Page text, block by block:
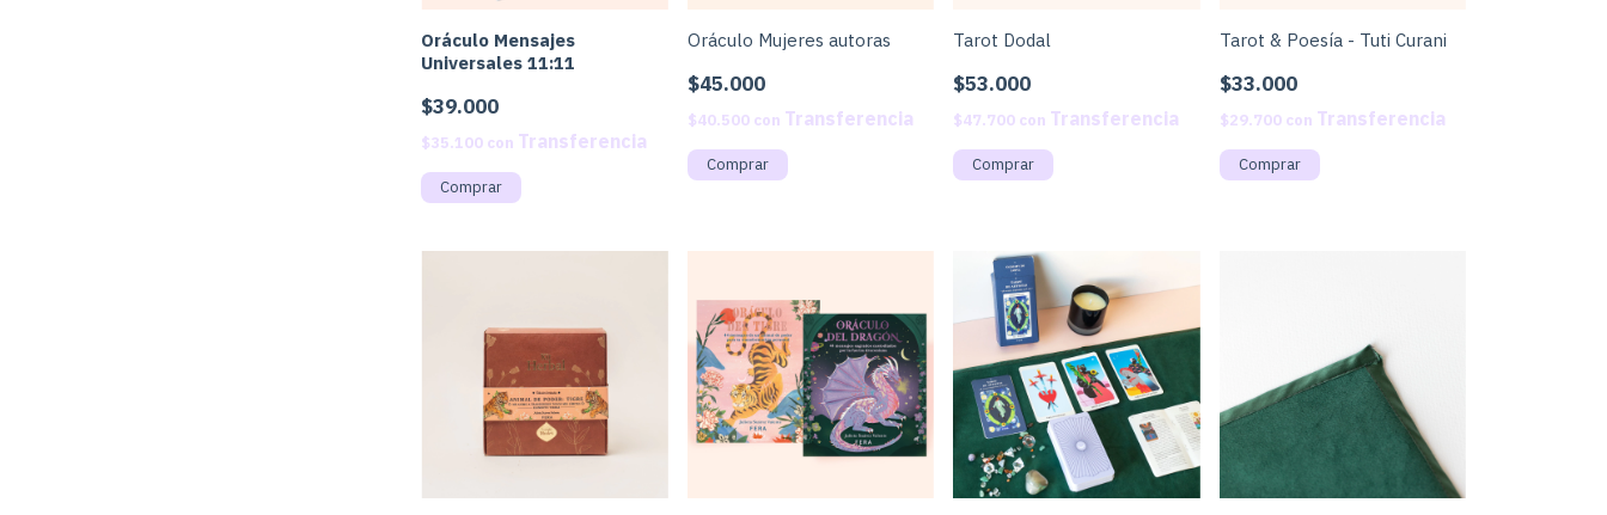
Oráculo Mensajes
Universales 11:11
$39.000
$35.100 con
Oráculo Mujeres autoras
$45.000
$40.500 con
Tarot Dodal
$53.000
$47.700 con
Tarot & Poesía - Tuti Curani
$33.000
$29.700 con